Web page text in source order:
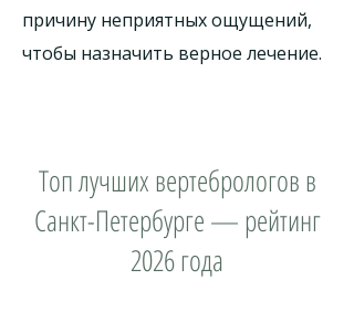
причину неприятных ощущений,
чтобы назначить верное лечение.
Топ лучших вертебрологов в
Санкт-Петербурге — рейтинг
2026 года